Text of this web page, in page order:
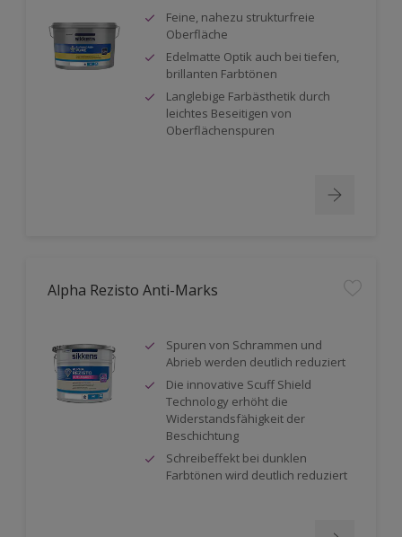
Feine, nahezu strukturfreie
Oberfläche
Edelmatte Optik auch bei tiefen,
brillanten Farbtönen
Langlebige Farbästhetik durch
leichtes Beseitigen von
Oberflächenspuren
Alpha Rezisto Anti-Marks
Spuren von Schrammen und
Abrieb werden deutlich reduziert
Die innovative Scuff Shield
Technology erhöht die
Widerstandsfähigkeit der
Beschichtung
Schreibeffekt bei dunklen
Farbtönen wird deutlich reduziert